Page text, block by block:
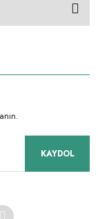
KAYDOL